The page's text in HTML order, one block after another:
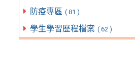
防疫專區 ( 81 )
學生學習歷程檔案 ( 62 )